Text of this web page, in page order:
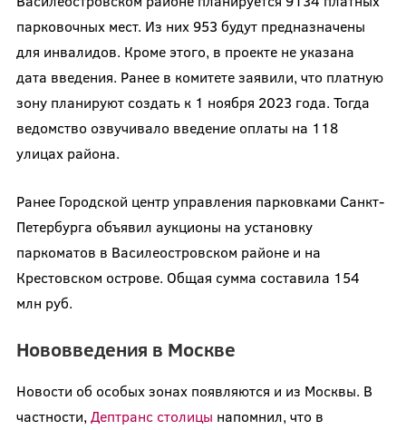
парковочных мест. Из них 953 будут предназначены
для инвалидов. Кроме этого, в проекте не указана
дата введения. Ранее в комитете заявили, что платную
зону планируют создать к 1 ноября 2023 года. Тогда
ведомство озвучивало введение оплаты на 118
улицах района.
Ранее Городской центр управления парковками Санкт-
Петербурга объявил аукционы на установку
паркоматов в Василеостровском районе и на
Крестовском острове. Общая сумма составила 154
млн руб.
Нововведения в Москве
Новости об особых зонах появляются и из Москвы. В
частности, Дептранс столицы напомнил, что в